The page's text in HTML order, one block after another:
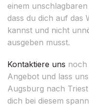
einem unschlagbaren
dass du dich auf das
kannst und nicht
ausgeben musst.
Kontaktiere uns noch
Angebot und lass
Augsburg nach
dich bei diesem